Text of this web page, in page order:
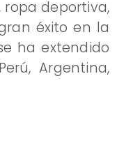
ropa deportiva,
éxito en la
ha extendido
Argentina,